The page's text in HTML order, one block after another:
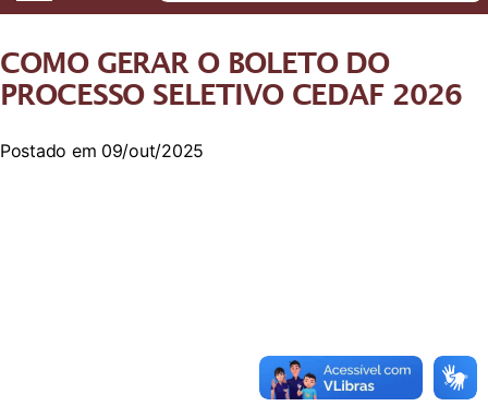
COMO GERAR O BOLETO DO
PROCESSO SELETIVO CEDAF 2026
Postado em 09/out/2025